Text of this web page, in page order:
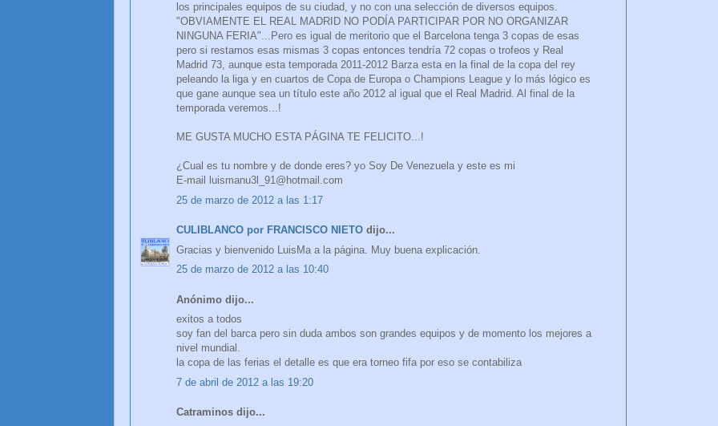
los principales equipos de su ciudad, y no con una selección de diversos equipos.
"OBVIAMENTE EL REAL MADRID NO PODÍA PARTICIPAR POR NO ORGANIZAR
NINGUNA FERIA"...Pero es igual de meritorio que el Barcelona tenga 3 copas de esas
pero si restamos esas mismas 3 copas entonces tendría 72 copas o trofeos y Real
Madrid 73, aunque esta temporada 2011-2012 Barza esta en la final de la copa del rey
peleando la liga y en cuartos de Copa de Europa o Champions League y lo más lógico es
que gane aunque sea un título este año 2012 al igual que el Real Madrid. Al final de la
temporada veremos...!
ME GUSTA MUCHO ESTA PÁGINA TE FELICITO...!
¿Cual es tu nombre y de donde eres? yo Soy De Venezuela y este es mi
E-mail luismanu3l_91@hotmail.com
25 de marzo de 2012 a las 1:17
CULIBLANCO por FRANCISCO NIETO dijo...
Gracias y bienvenido LuisMa a la página. Muy buena explicación.
25 de marzo de 2012 a las 10:40
Anónimo dijo...
exitos a todos
soy fan del barca pero sin duda ambos son grandes equipos y de momento los mejores a
nivel mundial.
la copa de las ferias el detalle es que era torneo fifa por eso se contabiliza
7 de abril de 2012 a las 19:20
Catraminos dijo...